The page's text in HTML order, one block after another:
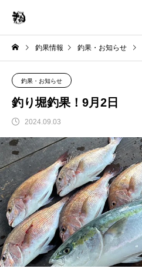
釣果情報 釣果・お知らせ
釣果・お知らせ
釣り堀釣果！9月2日
2024.09.03